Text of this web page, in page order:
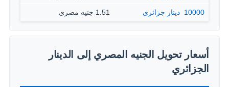
10000 ‏ دينار جزائرى 1.51 جنيه مصرى
أسعار تحويل الجنيه المصري إلى الدينار
الجزائري